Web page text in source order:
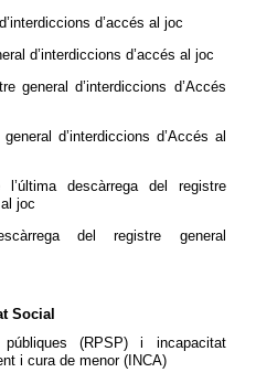
d’accés al joc
d’interdiccions d’accés al joc
general d’interdiccions d’Accés
d’interdiccions d’Accés al
descàrrega del registre
joc
del registre general
Social
(RPSP) i incapacitat
i cura de menor (INCA)